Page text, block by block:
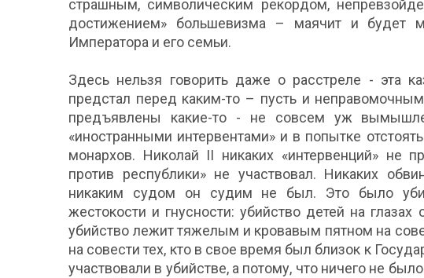
страшным, символическим рекордом,
достижением» большевизма – маячит и будет
Императора и его семьи.
Здесь нельзя говорить даже о расстреле - эта
предстал перед каким-то – пусть и
предъявлены какие-то - не совсем уж
«иностранными интервентами» и в попытке
монархов. Николай II никаких «интервенций» не
против республики» не участвовал. Никаких
никаким судом он судим не был. Это было
жестокости и гнусности: убийство детей на
убийство лежит тяжелым и кровавым пятном на
на совести тех, кто в свое время был близок к
участвовали в убийстве, а потому, что ничего не